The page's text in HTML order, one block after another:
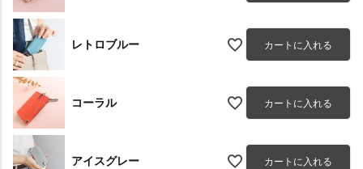
レトロブルー カートに入れる
コーラル カートに入れる
アイスグレー カートに入れる